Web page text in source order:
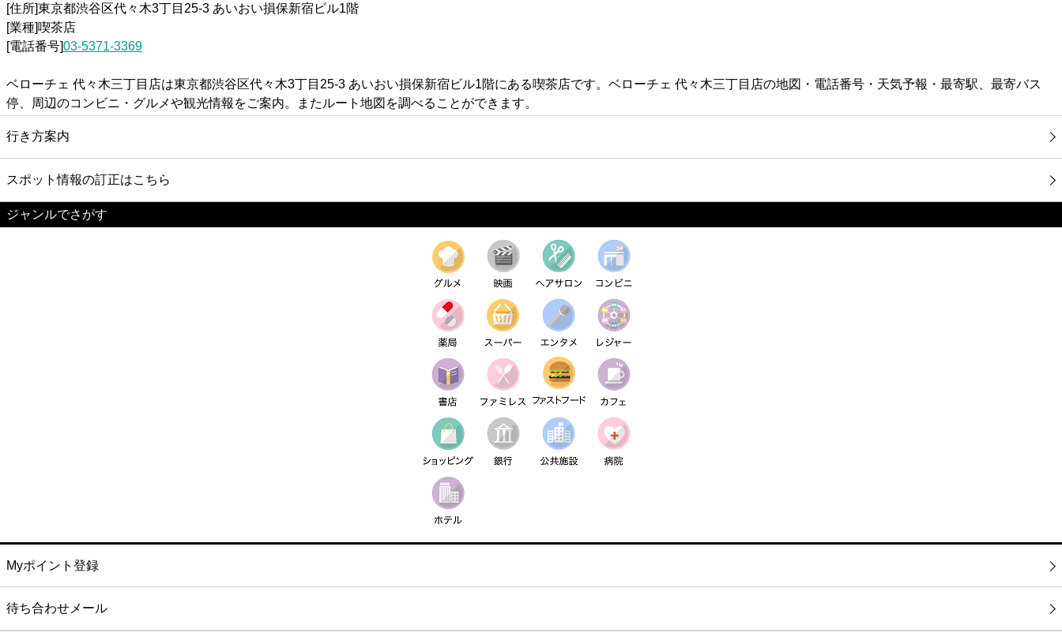
[住所]東京都渋谷区代々木3丁目25-3 あいおい損保新宿ビル1階
[業種]喫茶店
[電話番号]03-5371-3369
ベローチェ 代々木三丁目店は東京都渋谷区代々木3丁目25-3 あいおい損保新宿ビル1階にある喫茶店です。ベローチェ 代々木三丁目店の地図・電話番号・天気予報・最寄駅、最寄バス
停、周辺のコンビニ・グルメや観光情報をご案内。またルート地図を調べることができます。
行き方案内
スポット情報の訂正はこちら
ジャンルでさがす
Myポイント登録
待ち合わせメール